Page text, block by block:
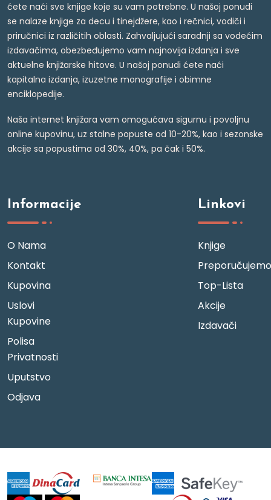
ćete naći sve knjige koje su vam potrebne. U našoj ponudi
se nalaze knjige za decu i tinejdžere, kao i rečnici, vodiči i
priručnici iz različitih oblasti. Zahvaljujući saradnji sa vodećim
izdavačima, obezbeđujemo vam najnovija izdanja i sve
aktuelne knjižarske hitove. U našoj ponudi ćete naći
kapitalna izdanja, izuzetne monografije i obimne
enciklopedije.
Naša internet knjižara vam omogućava sigurnu i povoljnu
online kupovinu, uz stalne popuste od 10-20%, kao i sezonske
akcije sa popustima od 30%, 40%, pa čak i 50%.
Informacije
O Nama
Kontakt
Kupovina
Uslovi
Kupovine
Polisa
Privatnosti
Uputstvo
Odjava
Linkovi
Knjige
Preporučujemo
Top-Lista
Akcije
Izdavači